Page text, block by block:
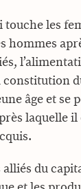
touche les
hommes
constitution
âge et se
laquelle il
du